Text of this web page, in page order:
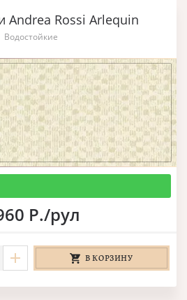
Andrea Rossi Arlequin
Водостойкие
Р./рул
В КОРЗИНУ